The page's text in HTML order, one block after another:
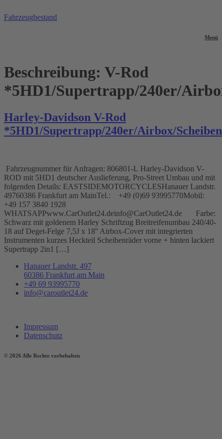
Inhalt
Fahrzeugbestand
Menü
Beschreibung: V-Rod
*5HD1/Supertrapp/240er/
Harley-Davidson V-Rod
*5HD1/Supertrapp/240er/Airbox/
Fahrzeugnummer für Anfragen: 806801-L Harley-Davidson V-
ROD mit 5HD1 deutscher Auslieferung, Pro-Street Umbau und mit
folgenden Details: EASTSIDEMOTORCYCLESHanauer Landstr.
49760386 Frankfurt am MainTel.: +49 (0)69 93995770Mobil:
+49 157 3840 1928
WHATSAPPwww.CarOutlet24.deinfo@CarOutlet24.de Farbe:
Schwarz mit goldenem Harley Schriftzug Breitreifenumbau 240/40-
18 auf Deget-Felge 7,5J x 18'' Airbox-Cover mit integrierten
Instrumenten kurzes Heckteil Scheibenräder vorne + hinten lackiert
Supertrapp 2in1 […]
Hanauer Landstr. 497
60386 Frankfurt am Main
+49 69 93995770
info@caroutlet24.de
Impressum
Datenschutz
© 2026 Alle Rechte vorbehalten